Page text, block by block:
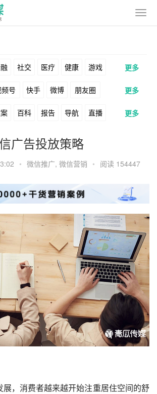
社交 医疗 健康 游戏
美食 家装 教育 婚纱
宠物 文娱 跨境 科技
宙 房地产
更多
号 快手 微博 朋友圈
B站 小红书 头条 知乎
百度 搜狗 爱奇艺
神马 谷歌 Facebook
YouTube Yahoo Bing
更多
百科 报告 导航 直播
话术 电商 私域
推广 方案 策划 案例
活动 用户 海外
更多
广告投放策略
• 微信推广, 微信营销 • 阅读 154447
展，消费者越来越开始注重居住空间的舒